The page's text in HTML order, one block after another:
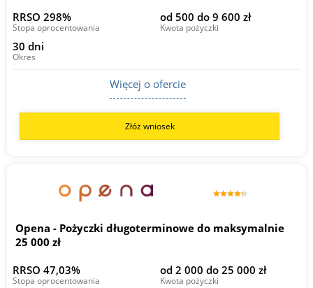
RRSO 298%
Stopa oprocentowania
od 500 do 9 600 zł
Kwota pożyczki
30 dni
Okres
Więcej o ofercie
Złóż wniosek
Opena - Pożyczki długoterminowe do maksymalnie
25 000 zł
RRSO 47,03%
Stopa oprocentowania
od 2 000 do 25 000 zł
Kwota pożyczki